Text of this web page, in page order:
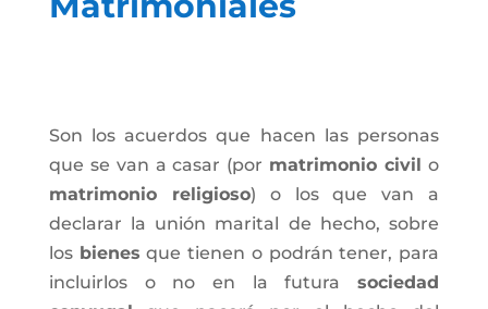
Son los acuerdos que hacen las personas
que se van a casar (por matrimonio civil o
matrimonio religioso) o los que van a
declarar la unión marital de hecho, sobre
los bienes que tienen o podrán tener, para
incluirlos o no en la futurasociedad